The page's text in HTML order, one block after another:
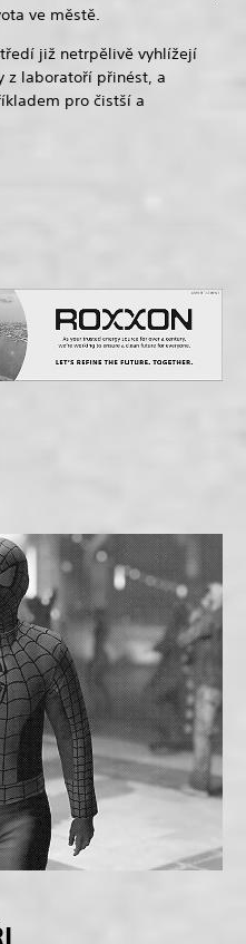
ve městě.
již netrpělivě vyhlížejí
z laboratoří přinést, a
pro čistší a